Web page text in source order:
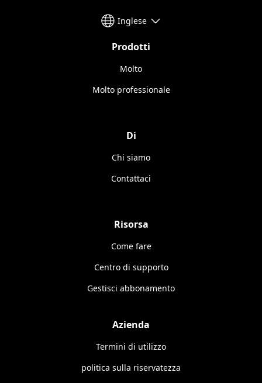
Inglese
Prodotti
Molto
Molto professionale
Di
Chi siamo
Contattaci
Risorsa
Come fare
Centro di supporto
Gestisci abbonamento
Azienda
Termini di utilizzo
politica sulla riservatezza